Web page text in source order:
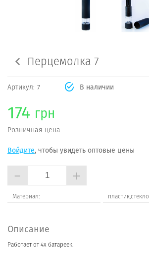
Перцемолка 7
Артикул: 7 В наличии
174 грн
Розничная цена
Войдите, чтобы увидеть оптовые цены
- +
Материал: пластик,стекло
Описание
Работает от 4х батареек.